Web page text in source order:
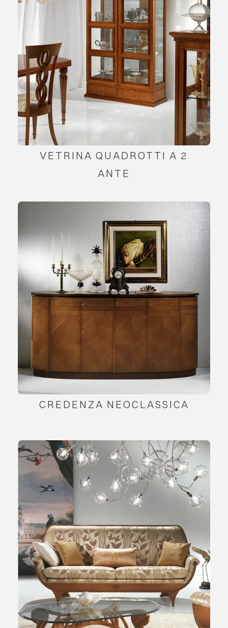
VETRINA QUADROTTI A 2
ANTE
CREDENZA NEOCLASSICA